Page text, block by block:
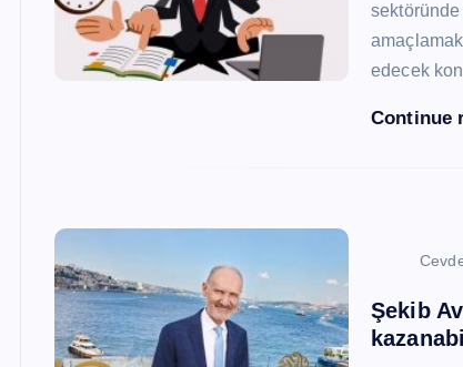
edecek
Continue
Şekib